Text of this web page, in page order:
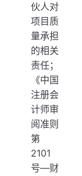
伙人对
项目质
量承担
的相关
责任；
《中国
注册会
计师审
阅准则
第
2101
号—财